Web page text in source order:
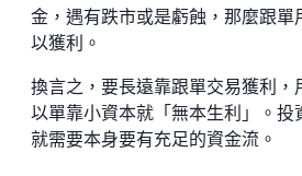
金，遇有跌市或是虧蝕，那麼跟
以獲利。
換言之，要長遠靠跟單交易獲利
以單靠小資本就「無本生利」。
就需要本身要有充足的資金流。